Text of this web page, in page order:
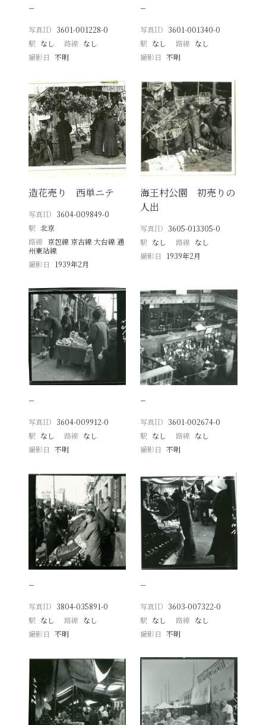
−
写真ID 3601-001228-0
駅 なし 路線 なし
撮影日
不明
−
写真ID 3601-001340-0
駅 なし 路線 なし
撮影日 不明
造花売り 西単ニテ
写真ID 3604-009849-0
駅 北京
路線 京包線 京古線 大台線 通
州東站線
撮影日
1939年2月
海王村公園 初売りの
人出
写真ID 3605-013305-0
駅 なし 路線 なし
撮影日
1939年2月
−
写真ID 3604-009912-0
駅 なし 路線 なし
撮影日
不明
−
写真ID 3601-002674-0
駅 なし 路線 なし
撮影日 不明
−
写真ID 3804-035891-0
駅 なし 路線 なし
撮影日
不明
−
写真ID 3603-007322-0
駅 なし 路線 なし
撮影日 不明